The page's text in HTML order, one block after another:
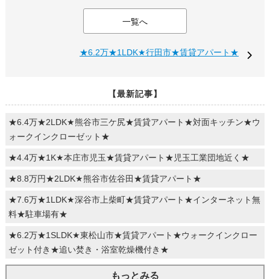
一覧へ
★6.2万★1LDK★行田市★賃貸アパート★
【最新記事】
★6.4万★2LDK★熊谷市三ケ尻★賃貸アパート★対面キッチン★ウ
ォークインクローゼット★
★4.4万★1K★本庄市児玉★賃貸アパート★児玉工業団地近く★
★8.8万円★2LDK★熊谷市佐谷田★賃貸アパート★
★7.6万★1LDK★深谷市上柴町★賃貸アパート★インターネット無
料★駐車場有★
★6.2万★1SLDK★東松山市★賃貸アパート★ウォークインクロー
ゼット付き★追い焚き・浴室乾燥機付き★
もっとみる